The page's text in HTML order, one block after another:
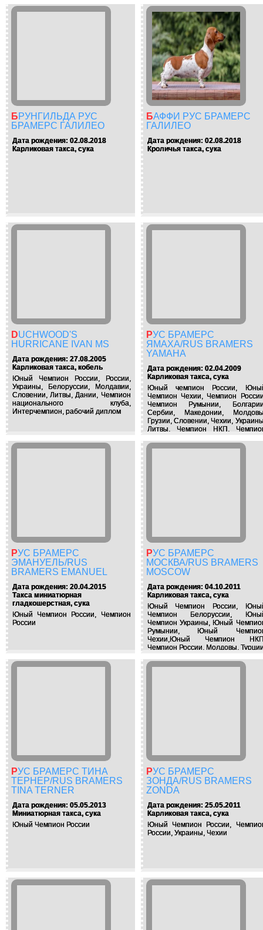
БРУНГИЛЬДА РУС
БРАМЕРС ГАЛИЛЕО
Дата рождения: 02.08.2018
Карликовая такса, сука
БАФФИ РУС БРАМЕРС
ГАЛИЛЕО
Дата рождения: 02.08.2018
Кроличья такса, сука
DUCHWOOD'S
HURRICANE IVAN MS
Дата рождения: 27.08.2005
Карликовая такса, кобель
Юный Чемпион России, России,
Украины, Белоруссии, Молдавии,
Словении, Литвы, Дании, Чемпион
национального клуба,
Интерчемпион, рабочий диплом
РУС БРАМЕРС
ЯМАХА/RUS BRAMERS
YAMAHA
Дата рождения: 02.04.2009
Карликовая такса, сука
Юный чемпион России,
Чемпион Чехии, Чемпион
Чемпион Румынии,
Сербии, Македонии,
Грузии, Словении, Чехии,
Литвы, Чемпион НКП,
РУС БРАМЕРС
ЭМАНУЕЛЬ/RUS
BRAMERS EMANUEL
Дата рождения: 20.04.2015
Такса миниатюрная
гладкошерстная, сука
Юный Чемпион России, Чемпион
России
РУС БРАМЕРС
МОСКВА/RUS BRAMERS
MOSCOW
Дата рождения: 04.10.2011
Карликовая такса, сука
Юный Чемпион России,
Чемпион Белоруссии,
Чемпион Украины, Юный
Румынии, Юный
Чехии,Юный Чемпион
Чемпион России, Молдовы,
НКП, Квалификация на КРАФТ
РУС БРАМЕРС ТИНА
ТЕРНЕР/RUS BRAMERS
TINA TERNER
Дата рождения: 05.05.2013
Миниатюрная такса, сука
Юный Чемпион России
РУС БРАМЕРС
ЗОНДА/RUS BRAMERS
ZONDA
Дата рождения: 25.05.2011
Карликовая такса, сука
Юный Чемпион России,
России, Украины, Чехии